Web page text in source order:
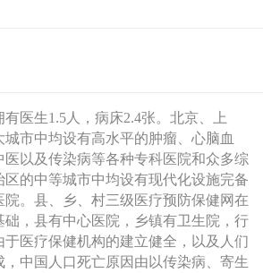
医生1.5人，病床2.4张。北京、上
市中均设有高水平的肿瘤、心脑血
医以及传染病等各种专科医院和众多综
的中等城市中均设有现代化设施完备
院。县、乡、村三级医疗预防保健网在
础，县有中心医院，乡镇有卫生院，行
医疗保健机构的建立健全，以及人们
，中国人口死亡原因由以传染病、寄生